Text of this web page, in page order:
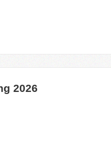
2026